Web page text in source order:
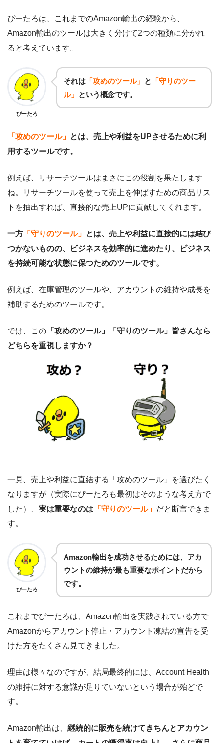
ぴーたろは、これまでのAmazon輸出の経験から、
Amazon輸出のツールは大きく分けて2つの種類に分かれ
ると考えています。
ぴーたろ
それは 「攻めのツール」 と
「守りのツー
ル」 という概念です。
「攻めのツール」 とは、売上や利益をUPさせるために利
用するツールです。
例えば、リサーチツールはまさにこの役割を果たします
ね。リサーチツールを使って売上を伸ばすための商品リス
トを抽出すれば、直接的な売上UPに貢献してくれます。
一方 「守りのツール」 とは、売上や利益に直接的には結び
つかないものの、ビジネスを効率的に進めたり、ビジネス
を持続可能な状態に保つためのツールです。
例えば、在庫管理のツールや、アカウントの維持や成長を
補助するためのツールです。
では、この 「攻めのツール」「守りのツール」皆さんなら
どちらを重視しますか？
一見、売上や利益に直結する「攻めのツール」を選びたく
なりますが（実際にぴーたろも最初はそのような考え方で
した）、 実は重要なのは 「守りのツール」 だと断言できま
す。
ぴーたろ
Amazon輸出を成功させるためには、アカ
ウントの維持が最も重要なポイントだから
です。
これまでぴーたろは、Amazon輸出を実践されている方で
Amazonからアカウント停止・アカウント凍結の宣告を受
けた方をたくさん見てきました。
理由は様々なのですが、結局最終的には、Account Health
の維持に対する意識が足りていないという場合が殆どで
す。
Amazon輸出は、 継続的に販売を続けてきちんとアカウン